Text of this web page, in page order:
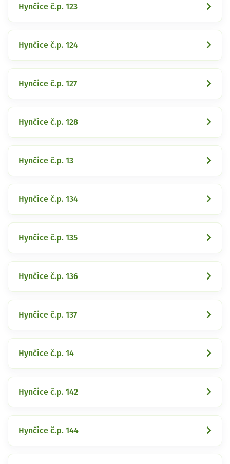
Hynčice č.p. 123
Hynčice č.p. 124
Hynčice č.p. 127
Hynčice č.p. 128
Hynčice č.p. 13
Hynčice č.p. 134
Hynčice č.p. 135
Hynčice č.p. 136
Hynčice č.p. 137
Hynčice č.p. 14
Hynčice č.p. 142
Hynčice č.p. 144